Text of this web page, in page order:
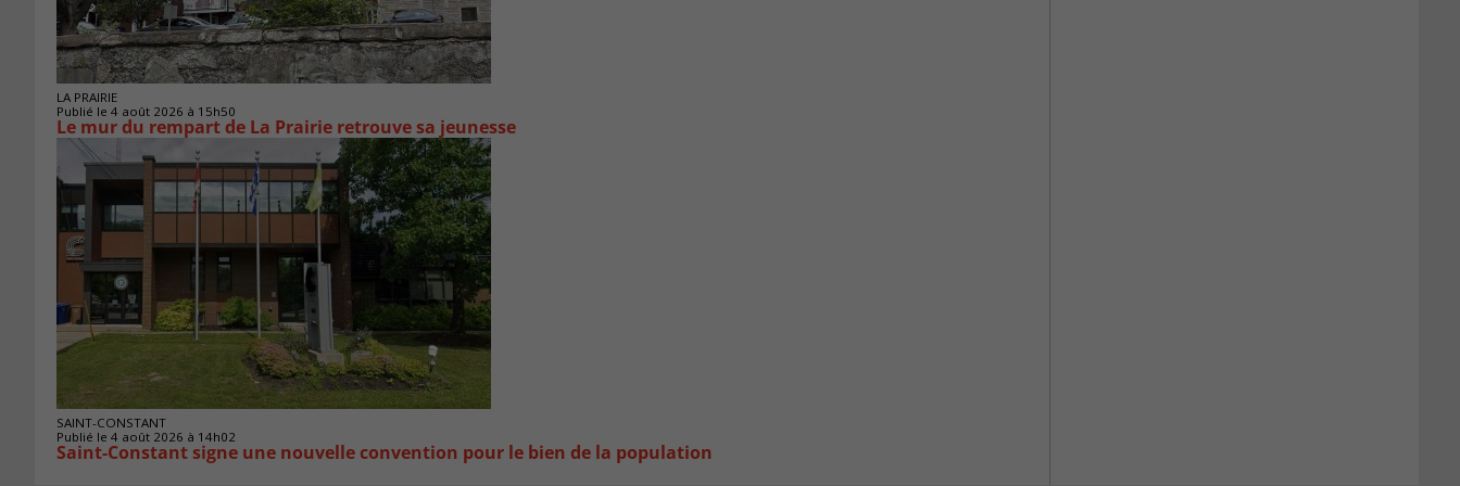
LA PRAIRIE
Publié le 4 août 2026 à 15h50
Le mur du rempart de La Prairie retrouve sa jeunesse
SAINT-CONSTANT
Publié le 4 août 2026 à 14h02
Saint-Constant signe une nouvelle convention pour le bien de la population